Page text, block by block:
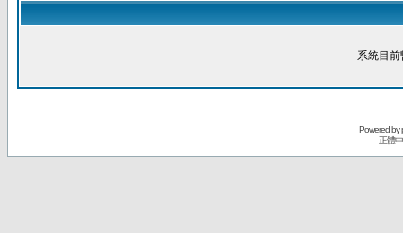
系統目
Powered by
正體